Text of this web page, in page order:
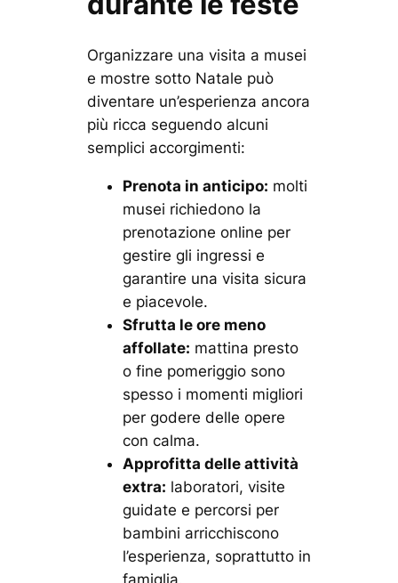
Organizzare una visita a musei
e mostre sotto Natale può
diventare un’esperienza ancora
più ricca seguendo alcuni
semplici accorgimenti:
Prenota in anticipo: molti
musei richiedono la
prenotazione online per
gestire gli ingressi e
garantire una visita sicura
e piacevole.
Sfrutta le ore meno
affollate: mattina presto
o fine pomeriggio sono
spesso i momenti migliori
per godere delle opere
con calma.
Approfitta delle attività
extra: laboratori, visite
guidate e percorsi per
bambini arricchiscono
l’esperienza, soprattutto in
famiglia.